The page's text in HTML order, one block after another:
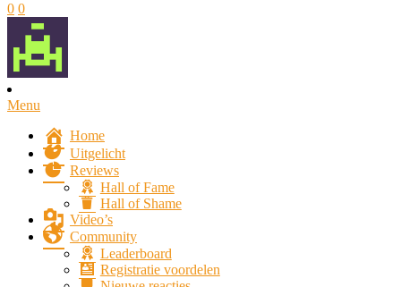
0 0
Menu
Home
Uitgelicht
Reviews
Hall of Fame
Hall of Shame
Video’s
Community
Leaderboard
Registratie voordelen